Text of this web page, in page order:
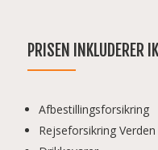
PRISEN INKLUDERER
Afbestillingsforsikring
Rejseforsikring Verden